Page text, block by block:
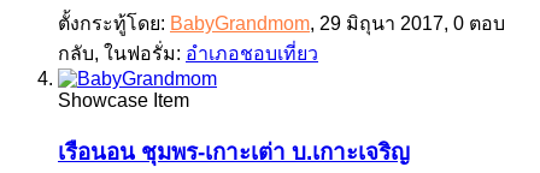
ตั้งกระทู้โดย: BabyGrandmom, 29 มิถุนา 2017, 0 ตอบ
กลับ, ในฟอรั่ม: อำเภอชอบเที่ยว
Showcase Item
เรือนอน ชุมพร-เกาะเต่า บ.เกาะเจริญ